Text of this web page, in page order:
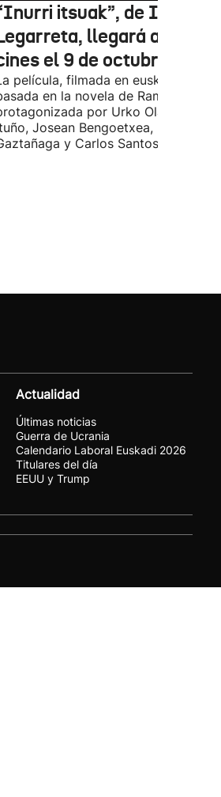
itsuak”, de Igor
llegará a los
el 9 de octubre
película, filmada en euskera, está
en la novela de Ramiro
por Urko Olazabal,
Josean Bengoetxea, Miren
y Carlos Santos.
Actualidad
Últimas noticias
Guerra de Ucrania
Calendario Laboral Euskadi 2026
Titulares del día
EEUU y Trump